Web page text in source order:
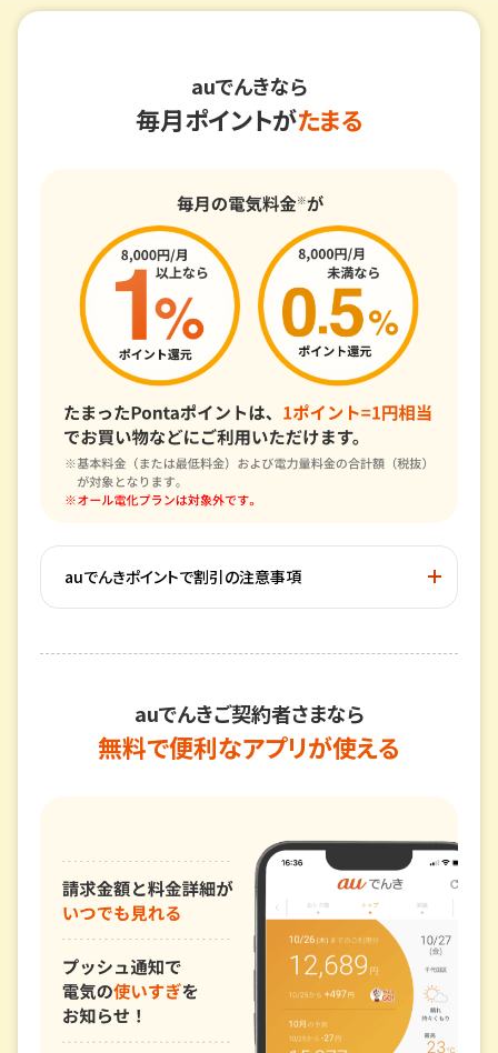
auでんきなら
毎月ポイントがたまる
auでんきポイントで割引の注意事項
auでんきご契約者さまなら
無料で便利なアプリが使える